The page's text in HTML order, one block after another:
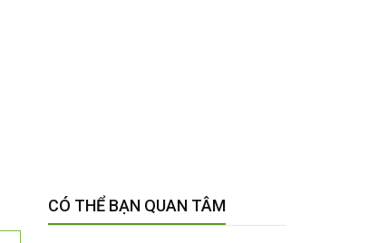
CÓ THỂ BẠN QUAN TÂM